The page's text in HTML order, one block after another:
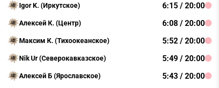
Igor K. (Иркутское) 6:15 / 20:00
Алексей К. (Центр) 6:08 / 20:00
Максим К. (Тихоокеанское) 5:52 / 20:00
Nik Ur (Северокавказское) 5:49 / 20:00
Алексей Б (Ярославское) 5:43 / 20:00